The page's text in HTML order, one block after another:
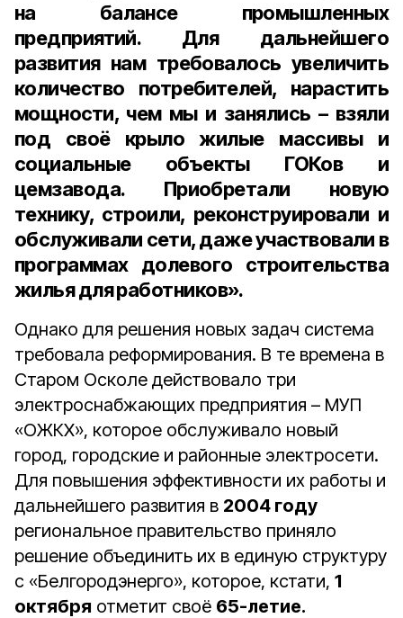
на балансе промышленных
предприятий. Для дальнейшего
развития нам требовалось увеличить
количество потребителей, нарастить
мощности, чем мы и занялись – взяли
под своё крыло жилые массивы и
социальные объекты ГОКов и
цемзавода. Приобретали новую
технику, строили, реконструировали и
обслуживали сети, даже участвовали в
программах долевого строительства
жилья для работников».
Однако для решения новых задач система
требовала реформирования. В те времена в
Старом Осколе действовало три
электроснабжающих предприятия – МУП
«ОЖКХ», которое обслуживало новый
город, городские и районные электросети.
Для повышения эффективности их работы и
дальнейшего развития в 2004 году
региональное правительство приняло
решение объединить их в единую структуру
с «Белгородэнерго», которое, кстати, 1
октября отметит своё 65-летие.